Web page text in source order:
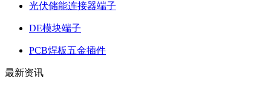
光伏储能连接器端子
DE模块端子
PCB焊板五金插件
最新资讯